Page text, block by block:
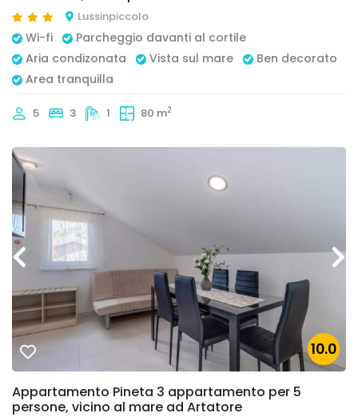
Lussinpiccolo
Wi-fi
Parcheggio davanti al cortile
Aria condizonata
Vista sul mare
Ben decorato
Area tranquilla
5 3 1 80 m2
10.0
Appartamento Pineta 3 appartamento per 5
persone, vicino al mare ad Artatore